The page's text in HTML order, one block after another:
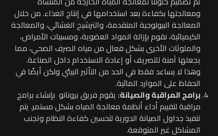
ومعالجتها بكفاءة بعد استخدامها في إنتاج الغذاء. من خلال
المعالجة البيولوجية المتقدمة، والترشيح الغشائي، والمعالجة
الكيميائية، نقوم بإزالة المواد العضوية، ومسببات الأمراض،
والملوثات الأخرى بشكل فعال من مياه الصرف الصحي، مما
يجعلها آمنة للتصريف أو إعادة الاستخدام داخل الصناعة.
وهذا لا يساعد فقط في الحد من التأثير البيئي ولكن أيضًا في
الحفاظ على الموارد المائية.
برامج المراقبة والصيانة: يقوم فريق برونانو بإنشاء برامج
مراقبة لتقييم أداء أنظمة معالجة المياه بشكل مستمر. يتم
تنفيذ جداول الصيانة الدورية لتحسين كفاءة النظام وتجنب
المشاكل غير المتوقعة.